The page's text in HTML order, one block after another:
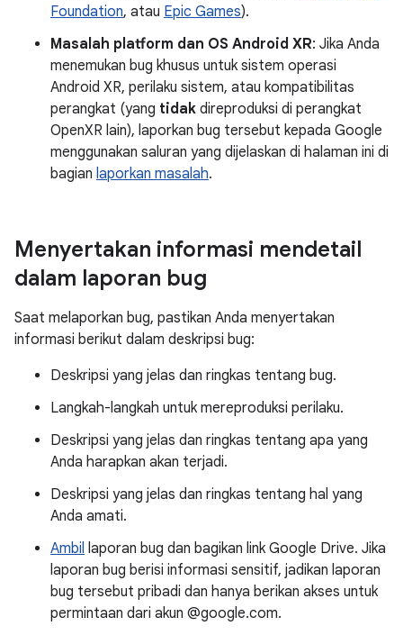
Foundation, atau Epic Games).
Masalah platform dan OS Android XR: Jika Anda
menemukan bug khusus untuk sistem operasi
Android XR, perilaku sistem, atau kompatibilitas
perangkat (yang tidak direproduksi di perangkat
OpenXR lain), laporkan bug tersebut kepada Google
menggunakan saluran yang dijelaskan di halaman ini di
bagian laporkan masalah.
Menyertakan informasi mendetail
dalam laporan bug
Saat melaporkan bug, pastikan Anda menyertakan
informasi berikut dalam deskripsi bug:
Deskripsi yang jelas dan ringkas tentang bug.
Langkah-langkah untuk mereproduksi perilaku.
Deskripsi yang jelas dan ringkas tentang apa yang
Anda harapkan akan terjadi.
Deskripsi yang jelas dan ringkas tentang hal yang
Anda amati.
Ambil laporan bug dan bagikan link Google Drive. Jika
laporan bug berisi informasi sensitif, jadikan laporan
bug tersebut pribadi dan hanya berikan akses untuk
permintaan dari akun @google.com.